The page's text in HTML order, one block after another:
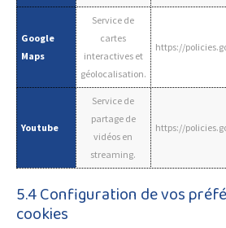
Google
Maps
Service de
cartes
interactives et
géolocalisation.
https://
Youtube
Service de
partage de
vidéos en
streaming.
https://
5.4 Configuration de vos
cookies